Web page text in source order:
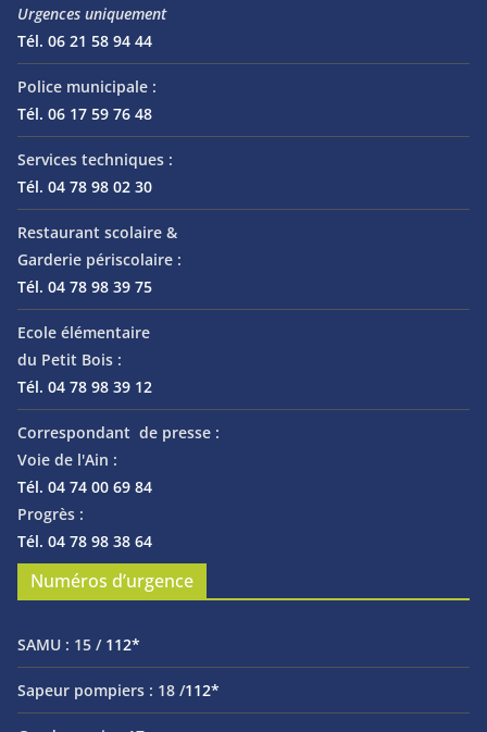
Urgences uniquement
Tél. 06 21 58 94 44
Police municipale :
Tél. 06 17 59 76 48
Services techniques :
Tél. 04 78 98 02 30
Restaurant scolaire &
Garderie périscolaire :
Tél. 04 78 98 39 75
Ecole élémentaire
du Petit Bois :
Tél. 04 78 98 39 12
Correspondant de presse :
Voie de l'Ain :
Tél. 04 74 00 69 84
Progrès :
Tél. 04 78 98 38 64
Numéros d’urgence
SAMU : 15 / 112*
Sapeur pompiers : 18 /112*